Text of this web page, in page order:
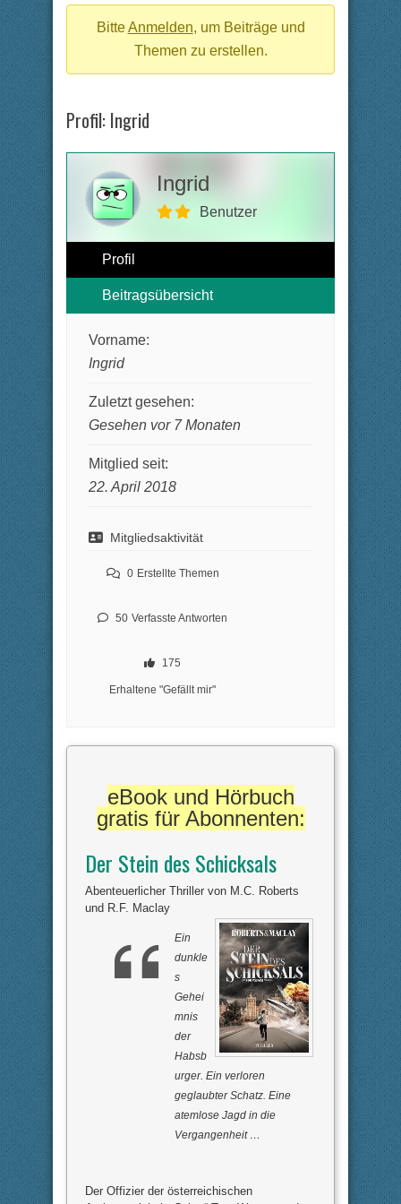
bist
BitteAnmelden, um Beiträge und
Themen zu erstellen.
Profil: Ingrid
Ingrid
Benutzer
Profil
Beitragsübersicht
Vorname:
Ingrid
Zuletzt gesehen:
Gesehen vor 7 Monaten
Mitglied seit:
22. April 2018
Mitgliedsaktivität
0 Erstellte Themen
50 Verfasste Antworten
175
Erhaltene "Gefällt mir"
eBook und Hörbuch
gratis für Abonnenten:
Der Stein des Schicksals
Abenteuerlicher Thriller von M.C. Roberts
und R.F. Maclay
Ein
dunkle
s
Gehei
mnis
der
Habsb
urger. Ein verloren
geglaubter Schatz. Eine
atemlose Jagd in die
Vergangenheit …
Der Offizier der österreichischen